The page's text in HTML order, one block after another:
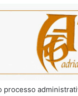
processo